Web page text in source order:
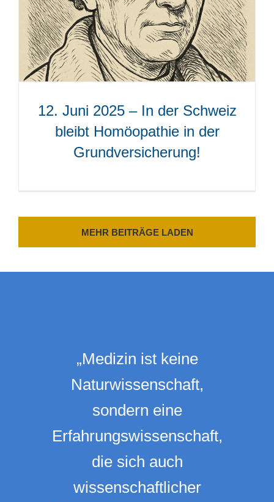
12. Juni 2025 – In der Schweiz
bleibt Homöopathie in der
Grundversicherung!
MEHR BEITRÄGE LADEN
„Medizin ist keine
Naturwissenschaft,
sondern eine
Erfahrungswissenschaft,
die sich auch
wissenschaftlicher